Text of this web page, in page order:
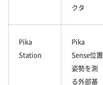
クタ
Pika
Station
Pika
Sense位置
姿勢を測
る外部基